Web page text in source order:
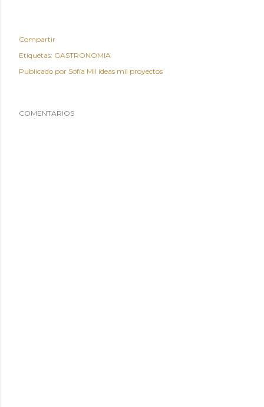
Compartir
Etiquetas: GASTRONOMIA
Publicado por Sofía Mil ideas mil proyectos
COMENTARIOS